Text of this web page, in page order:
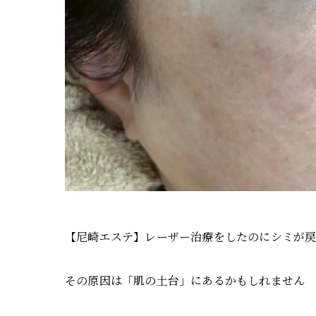
【尼崎エステ】レーザー治療をしたのにシミが
その原因は「肌の土台」にあるかもしれません